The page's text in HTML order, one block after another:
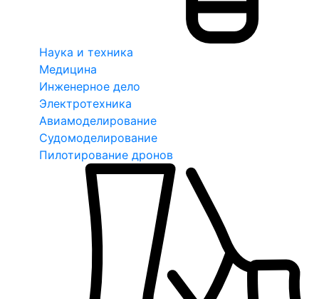
Наука и техника
Медицина
Инженерное дело
Электротехника
Авиамоделирование
Судомоделирование
Пилотирование дронов